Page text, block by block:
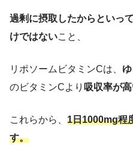
過剰に摂取したからといっ
けではないこと、
リポソームビタミンCは、
のビタミンCより 吸収率が
これらから、 1日1000mg程
す。